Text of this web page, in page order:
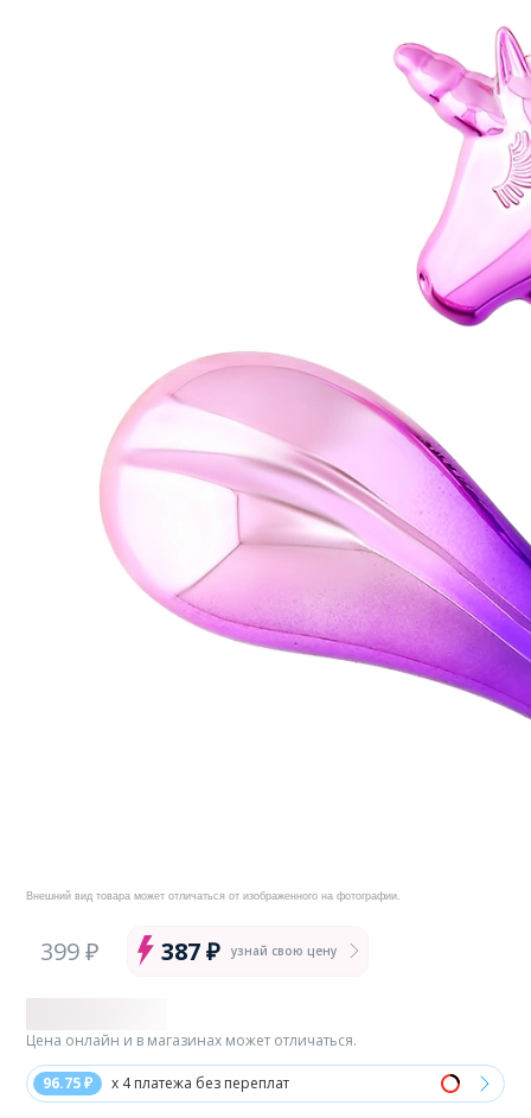
Внешний вид товара может отличаться от изображенного на фотографии.
399 ₽ 387 ₽ узнай свою цену
96.75 ₽ x 4 платежа без переплат
Цена онлайн и в магазинах может отличаться.